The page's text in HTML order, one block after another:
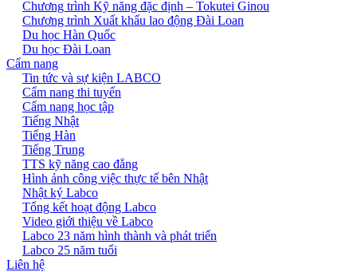
Chương trình Kỹ năng đặc định – Tokutei Ginou
Chương trình Xuất khẩu lao động Đài Loan
Du học Hàn Quốc
Du học Đài Loan
Cẩm nang
Tin tức và sự kiện LABCO
Cẩm nang thi tuyển
Cẩm nang học tập
Tiếng Nhật
Tiếng Hàn
Tiếng Trung
TTS kỹ năng cao đẳng
Hình ảnh công việc thực tế bên Nhật
Nhật ký Labco
Tổng kết hoạt động Labco
Video giới thiệu về Labco
Labco 23 năm hình thành và phát triển
Labco 25 năm tuổi
Liên hệ